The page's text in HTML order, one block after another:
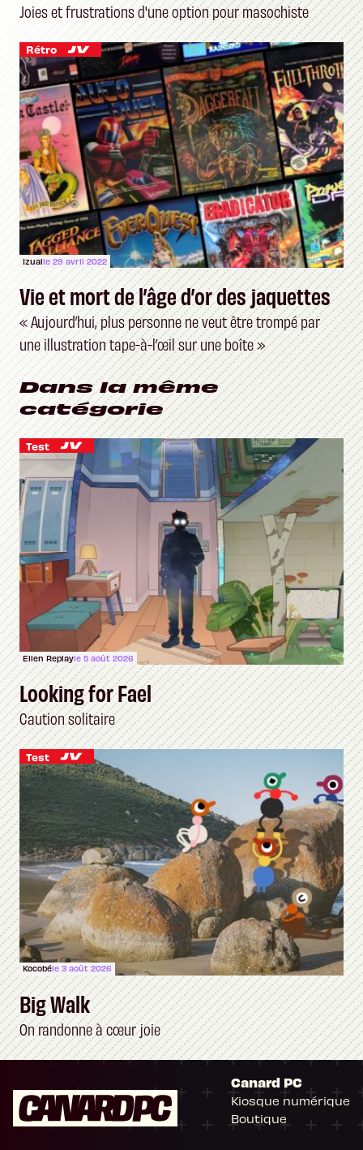
Joies et frustrations d'une option pour masochiste
Rétro
Izualle 29 avril 2022
Vie et mort de l’âge d’or des jaquettes
« Aujourd’hui, plus personne ne veut être trompé par
une illustration tape-à-l’œil sur une boîte »
Dans la même
catégorie
Test
Ellen Replayle 5 août 2026
Looking for Fael
Caution solitaire
Test
Kocobéle 3 août 2026
Big Walk
On randonne à cœur joie
Canard PC
Kiosque numérique
Boutique